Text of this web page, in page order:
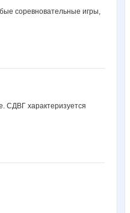
соревновательные игры,
СДВГ характеризуется